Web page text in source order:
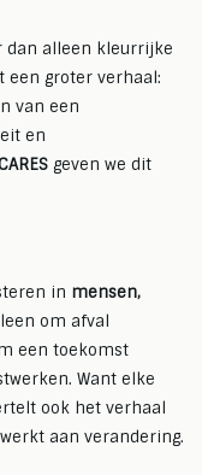
dan alleen kleurrijke
groter verhaal:
van een
en
geven we dit
in mensen,
om afval
een toekomst
Want elke
ook het verhaal
aan verandering.